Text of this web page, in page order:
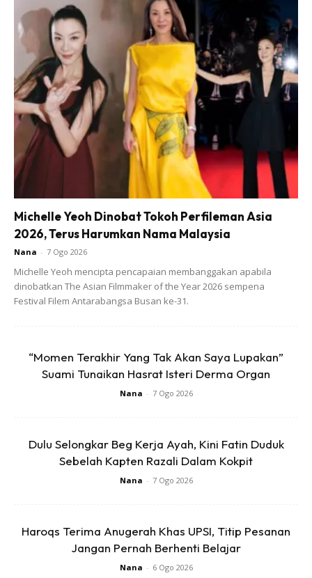
Keduanya menyangka salah seorang daripada mereka
sudah terkorban dalam bencana tersebut dan akhirnya
bersatu di atas nama takdir.
Michelle Yeoh Dinobat Tokoh Perfileman Asia
2026, Terus Harumkan Nama Malaysia
Nana - 7 Ogo 2026
Michelle Yeoh mencipta pencapaian membanggakan apabila
dinobatkan The Asian Filmmaker of the Year 2026 sempena
Festival Filem Antarabangsa Busan ke-31.
“Momen Terakhir Yang Tak Akan Saya Lupakan”
Suami Tunaikan Hasrat Isteri Derma Organ
Nana - 7 Ogo 2026
Dulu Selongkar Beg Kerja Ayah, Kini Fatin Duduk
Sebelah Kapten Razali Dalam Kokpit
Nana - 7 Ogo 2026
Haroqs Terima Anugerah Khas UPSI, Titip Pesanan
Jangan Pernah Berhenti Belajar
Nana - 6 Ogo 2026